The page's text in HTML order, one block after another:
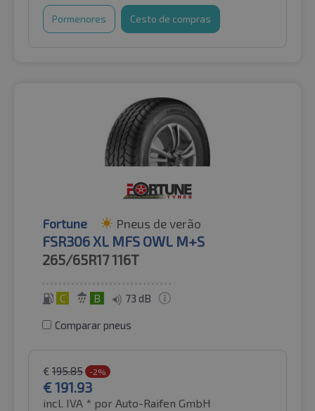
Pormenores Cesto de compras
Fortune Pneus de verão
FSR306 XL MFS OWL M+S
265/65R17116T
C B 73 dB
Comparar pneus
€ 195.85 -2%
€191.93
incl. IVA * por Auto-Raifen GmbH